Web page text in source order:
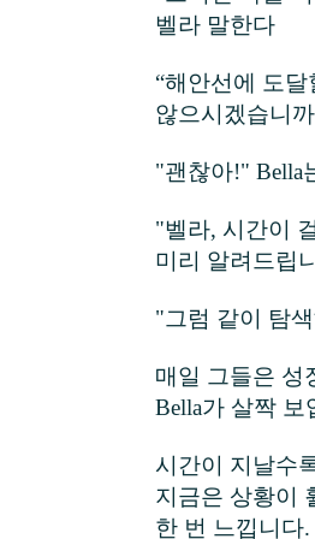
벨라 말한다
“해안선에 도
않으시겠습니
"괜찮아!" Bella
"벨라, 시간이
미리 알려드립
"그럼 같이 탐
매일 그들은 성
Bella가 살짝 보
시간이 지날수
지금은 상황이
한 번 느낍니다